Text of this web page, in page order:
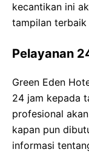
kecantikan ini
tampilan terbaik
Pelayanan
Green Eden
24 jam kepada
profesional
kapan pun
informasi